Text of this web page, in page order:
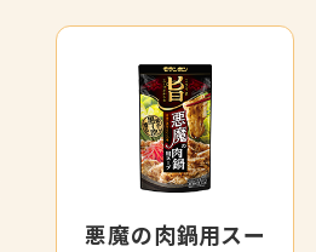
悪魔の肉鍋用スー